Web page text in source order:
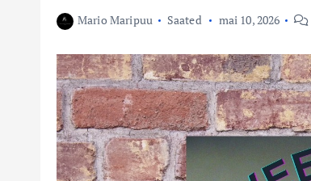
Mario Maripuu Saated mai 10, 2026